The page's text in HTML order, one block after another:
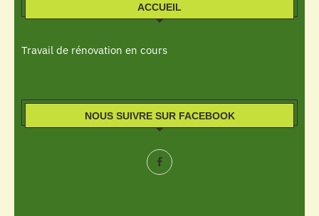
ACCUEIL
Travail de rénovation en cours
NOUS SUIVRE SUR FACEBOOK